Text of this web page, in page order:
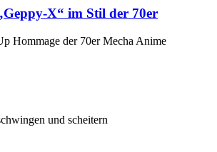
X“ im Stil der 70er
Hommage der 70er Mecha Anime
und scheitern